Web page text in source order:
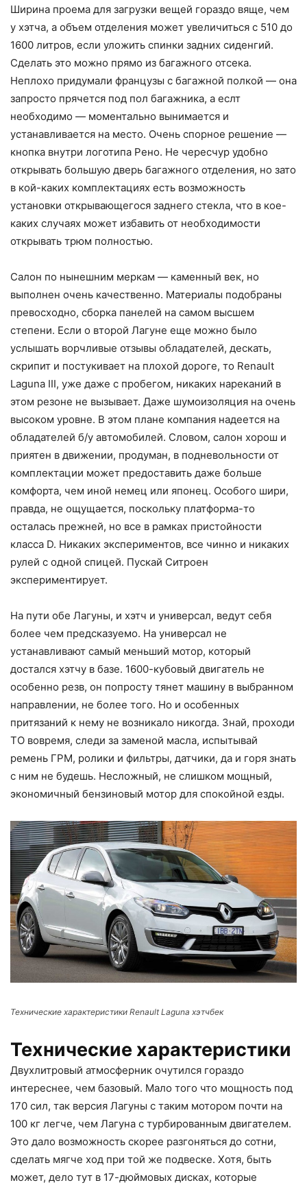
Ширина проема для загрузки вещей гораздо вяще, чем
у хэтча, а объем отделения может увеличиться с 510 до
1600 литров, если уложить спинки задних сиденгий.
Сделать это можно прямо из багажного отсека.
Неплохо придумали французы с багажной полкой — она
запросто прячется под пол багажника, а еслт
необходимо — моментально вынимается и
устанавливается на место. Очень спорное решение —
кнопка внутри логотипа Рено. Не чересчур удобно
открывать большую дверь багажного отделения, но зато
в кой-каких комплектациях есть возможность
установки открывающегося заднего стекла, что в кое-
каких случаях может избавить от необходимости
открывать трюм полностью.
Салон по нынешним меркам — каменный век, но
выполнен очень качественно. Материалы подобраны
превосходно, сборка панелей на самом высшем
степени. Если о второй Лагуне еще можно было
услышать ворчливые отзывы обладателей, дескать,
скрипит и постукивает на плохой дороге, то Renault
Laguna III, уже даже с пробегом, никаких нареканий в
этом резоне не вызывает. Даже шумоизоляция на очень
высоком уровне. В этом плане компания надеется на
обладателей б/у автомобилей. Словом, салон хорош и
приятен в движении, продуман, в подневольности от
комплектации может предоставить даже больше
комфорта, чем иной немец или японец. Особого шири,
правда, не ощущается, поскольку платформа-то
осталась прежней, но все в рамках пристойности
класса D. Никаких экспериментов, все чинно и никаких
рулей с одной спицей. Пускай Ситроен
экспериментирует.
На пути обе Лагуны, и хэтч и универсал, ведут себя
более чем предсказуемо. На универсал не
устанавливают самый меньший мотор, который
достался хэтчу в базе. 1600-кубовый двигатель не
особенно резв, он попросту тянет машину в выбранном
направлении, не более того. Но и особенных
притязаний к нему не возникало никогда. Знай, проходи
ТО вовремя, следи за заменой масла, испытывай
ремень ГРМ, ролики и фильтры, датчики, да и горя знать
с ним не будешь. Несложный, не слишком мощный,
экономичный бензиновый мотор для спокойной езды.
Технические характеристики Renault Laguna хэтчбек
Технические характеристики
Двухлитровый атмосферник очутился гораздо
интереснее, чем базовый. Мало того что мощность под
170 сил, так версия Лагуны с таким мотором почти на
100 кг легче, чем Лагуна с турбированным двигателем.
Это дало возможность скорее разгоняться до сотни,
сделать мягче ход при той же подвеске. Хотя, быть
может, дело тут в 17-дюймовых дисках, которые